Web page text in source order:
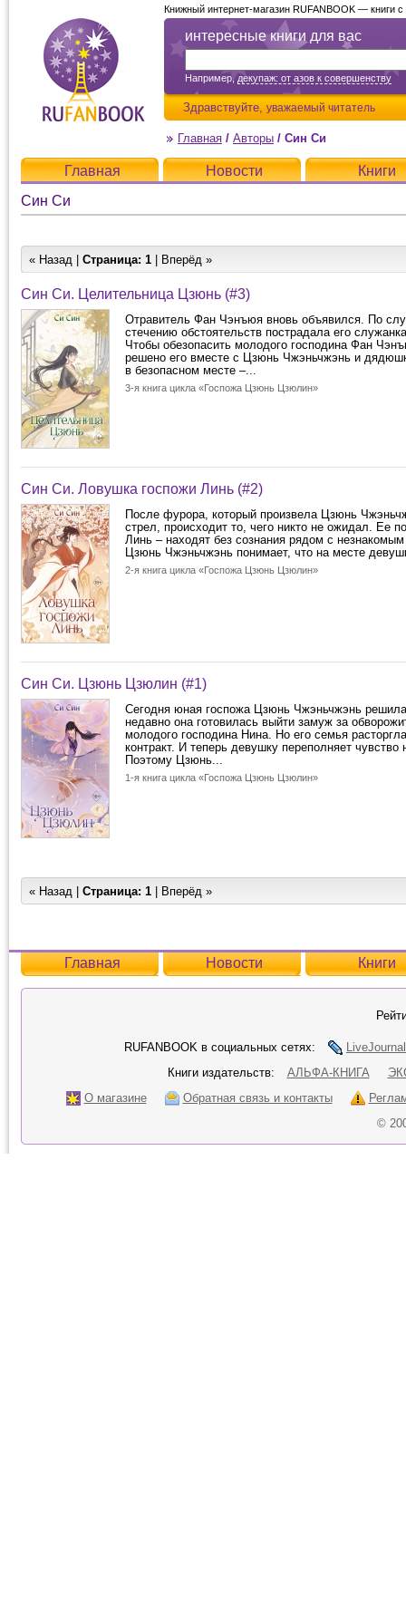
интересные книги для вас
Например,декупаж: от азов к совершенству
Здравствуйте, уважаемый читатель
Книжный интернет-магазин RUFANBOOK — книги
Главная / Авторы / Син Си
Главная Новости
Книги
Син Си
« Назад | Страница: 1 | Вперёд »
Син Си. Целительница Цзюнь (#3)
Отравитель Фан Чэнъюя вновь объявился. По
стечению обстоятельств пострадала его
Чтобы обезопасить молодого господина Фан
решено его вместе с Цзюнь Чжэньчжэнь и
в безопасном месте –...
3-я книга цикла «Госпожа Цзюнь Цзюлин»
Син Си. Ловушка госпожи Линь (#2)
После фурора, который произвела Цзюнь
стрел, происходит то, чего никто не ожидал. Ее
Линь – находят без сознания рядом с
Цзюнь Чжэньчжэнь понимает, что на месте
2-я книга цикла «Госпожа Цзюнь Цзюлин»
Син Си. Цзюнь Цзюлин (#1)
Сегодня юная госпожа Цзюнь Чжэньчжэнь
недавно она готовилась выйти замуж за
молодого господина Нина. Но его семья
контракт. И теперь девушку переполняет чувство
Поэтому Цзюнь...
1-я книга цикла «Госпожа Цзюнь Цзюлин»
« Назад | Страница: 1 | Вперёд »
Главная Новости Книги
RUFANBOOK в социальных сетях:
LiveJournal
Книги издательств:
АЛЬФА-КНИГА
О магазине
Обратная связь и контакты
©